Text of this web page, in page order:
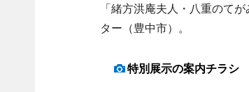
「緒方洪庵夫人・八重のて
ター（豊中市）。
特別展示の案内チラシ